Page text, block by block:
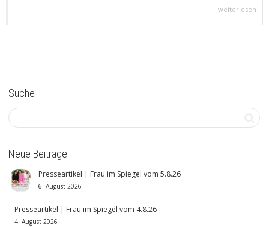
weiterlesen
Suche
Neue Beiträge
Presseartikel | Frau im Spiegel vom 5.8.26
6. August 2026
Presseartikel | Frau im Spiegel vom 4.8.26
4. August 2026